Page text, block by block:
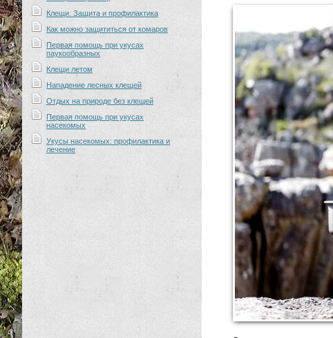
Клещи. Защита и профилактика
Как можно защититься от комаров
Первая помощь при укусах
паукообразных
Клещи летом
Нападение лесных клещей
Отдых на природе без клещей
Первая помощь при укусах
насекомых
Укусы насекомых: профилактика и
лечение